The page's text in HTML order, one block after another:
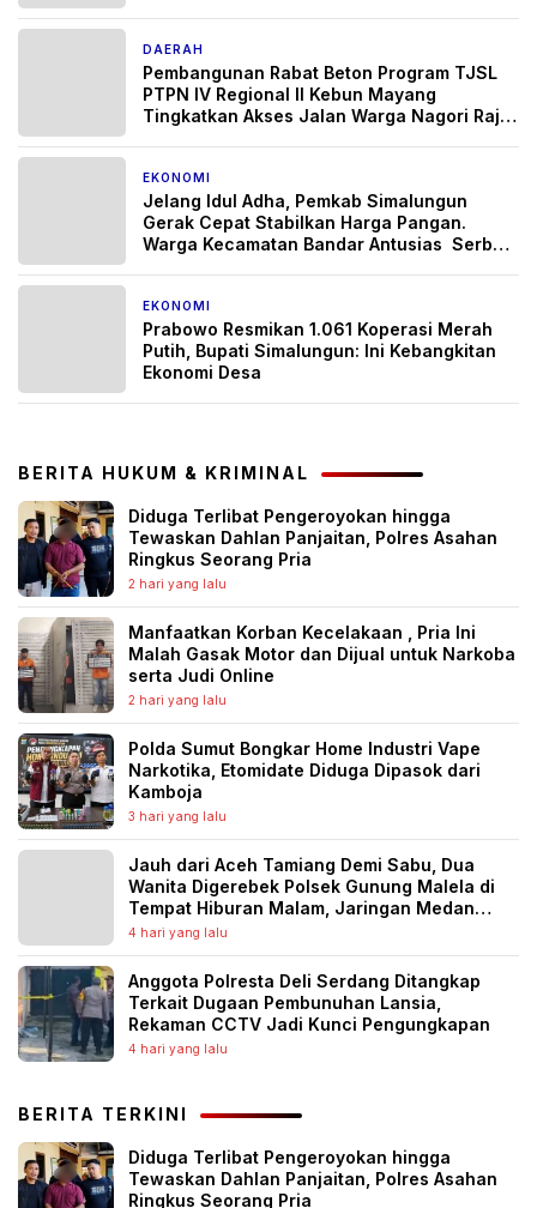
DAERAH
Pembangunan Rabat Beton Program TJSL
PTPN IV Regional II Kebun Mayang
Tingkatkan Akses Jalan Warga Nagori Raja
EKONOMI
Jelang Idul Adha, Pemkab Simalungun
Gerak Cepat Stabilkan Harga Pangan.
Warga Kecamatan Bandar Antusias Serbu
EKONOMI
Prabowo Resmikan 1.061 Koperasi Merah
Putih, Bupati Simalungun: Ini Kebangkitan
Ekonomi Desa
BERITA HUKUM & KRIMINAL
Diduga Terlibat Pengeroyokan hingga
Tewaskan Dahlan Panjaitan, Polres Asahan
Ringkus Seorang Pria
2 hari yang lalu
Manfaatkan Korban Kecelakaan , Pria Ini
Malah Gasak Motor dan Dijual untuk Narkoba
serta Judi Online
2 hari yang lalu
Polda Sumut Bongkar Home Industri Vape
Narkotika, Etomidate Diduga Dipasok dari
Kamboja
3 hari yang lalu
Jauh dari Aceh Tamiang Demi Sabu, Dua
Wanita Digerebek Polsek Gunung Malela di
Tempat Hiburan Malam, Jaringan Medan
Diburu
4 hari yang lalu
Anggota Polresta Deli Serdang Ditangkap
Terkait Dugaan Pembunuhan Lansia,
Rekaman CCTV Jadi Kunci Pengungkapan
4 hari yang lalu
BERITA TERKINI
Diduga Terlibat Pengeroyokan hingga
Tewaskan Dahlan Panjaitan, Polres Asahan
Ringkus Seorang Pria